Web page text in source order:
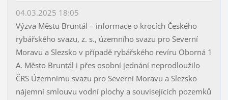
04.03.2025 18:05
Výzva Městu Bruntál – informace o krocích Českého
rybářského svazu, z. s., územního svazu pro Severní
Moravu a Slezsko v případě rybářského revíru Oborná 1
A. Město Bruntál i přes osobní jednání neprodloužilo
ČRS Územnímu svazu pro Severní Moravu a Slezsko
nájemní smlouvu vodní plochy a souvisejících pozemků